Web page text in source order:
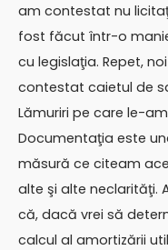
am contestat nu
fost făcut într-o
cu legislaţia. Repet,
contestat caietul de
Lămuriri pe care le-
Documentaţia este
măsură ce citeam
alte şi alte neclarităţi.
că, dacă vrei să
calcul al amortizării